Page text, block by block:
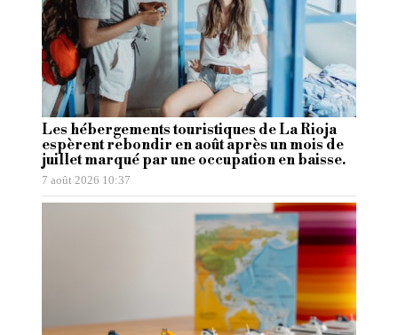
Les hébergements touristiques de La Rioja
espèrent rebondir en août après un mois de
juillet marqué par une occupation en baisse.
7 août 2026 10:37